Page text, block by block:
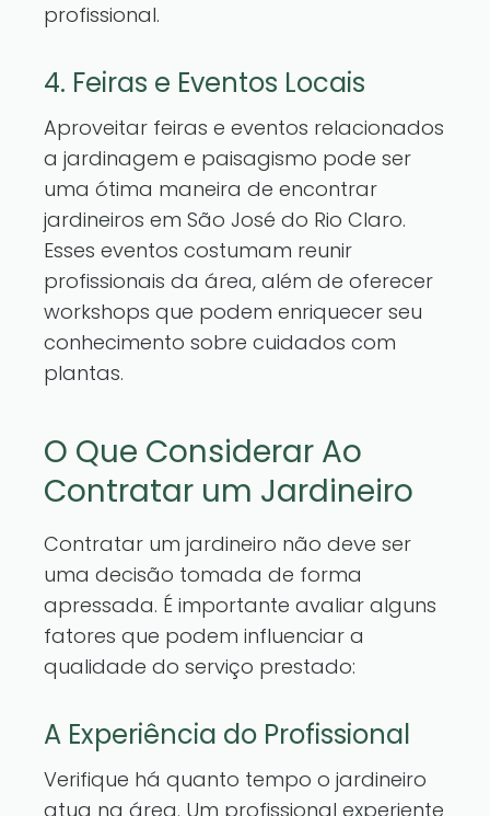
profissional.
4. Feiras e Eventos Locais
Aproveitar feiras e eventos relacionados
a jardinagem e paisagismo pode ser
uma ótima maneira de encontrar
jardineiros em São José do Rio Claro.
Esses eventos costumam reunir
profissionais da área, além de oferecer
workshops que podem enriquecer seu
conhecimento sobre cuidados com
plantas.
O Que Considerar Ao
Contratar um Jardineiro
Contratar um jardineiro não deve ser
uma decisão tomada de forma
apressada. É importante avaliar alguns
fatores que podem influenciar a
qualidade do serviço prestado:
A Experiência do Profissional
Verifique há quanto tempo o jardineiro
atua na área. Um profissional experiente